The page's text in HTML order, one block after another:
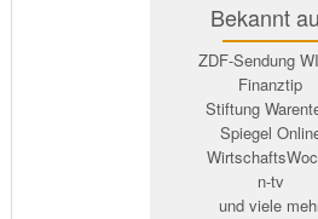
Bekannt
ZDF-Sendung
Finanztip
Stiftung
Spiegel
n-tv
und viele